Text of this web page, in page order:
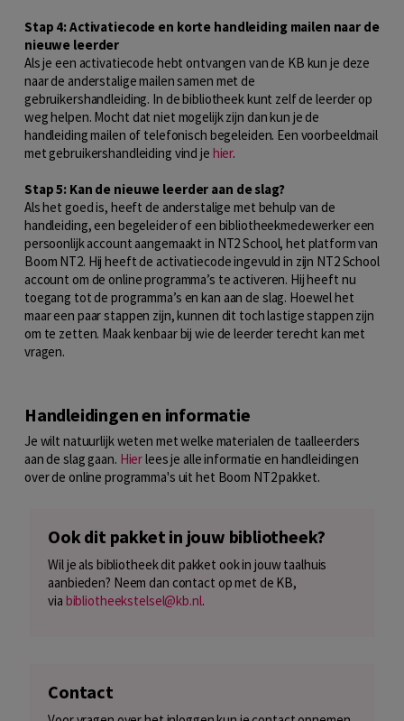
Stap 4: Activatiecode en korte handleiding mailen naar de
nieuwe leerder
Als je een activatiecode hebt ontvangen van de KB kun je deze
naar de anderstalige mailen samen met de
gebruikershandleiding. In de bibliotheek kunt zelf de leerder op
weg helpen. Mocht dat niet mogelijk zijn dan kun je de
handleiding mailen of telefonisch begeleiden. Een voorbeeldmail
met gebruikershandleiding vind je hier.
Stap 5: Kan de nieuwe leerder aan de slag?
Als het goed is, heeft de anderstalige met behulp van de
handleiding, een begeleider of een bibliotheekmedewerker een
persoonlijk account aangemaakt in NT2 School, het platform van
Boom NT2. Hij heeft de activatiecode ingevuld in zijn NT2 School
account om de online programma’s te activeren. Hij heeft nu
toegang tot de programma’s en kan aan de slag. Hoewel het
maar een paar stappen zijn, kunnen dit toch lastige stappen zijn
om te zetten. Maak kenbaar bij wie de leerder terecht kan met
vragen.
Handleidingen en informatie
Je wilt natuurlijk weten met welke materialen de taalleerders
aan de slag gaan. Hierlees je alle informatie en handleidingen
over de online programma's uit het Boom NT2 pakket.
Ook dit pakket in jouw bibliotheek?
Wil je als bibliotheek dit pakket ook in jouw taalhuis
aanbieden? Neem dan contact op met de KB,
via bibliotheekstelsel@kb.nl.
Contact